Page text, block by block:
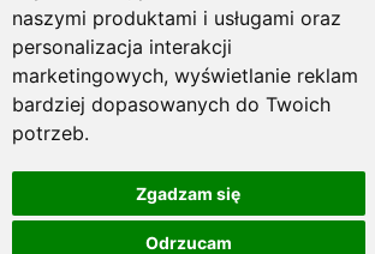
naszymi produktami i usługami oraz
personalizacja interakcji
marketingowych, wyświetlanie reklam
bardziej dopasowanych do Twoich
potrzeb.
Zgadzam się
Odrzucam